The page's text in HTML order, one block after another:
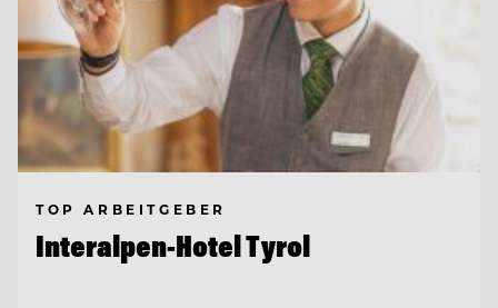
TOP ARBEITGEBER
Interalpen-Hotel Tyrol